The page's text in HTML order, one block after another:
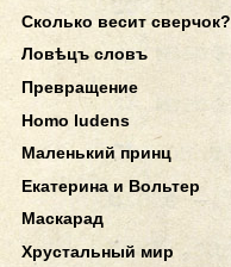
Сколько весит сверчок?
Ловѣцъ словъ
Превращение
Homo ludens
Маленький принц
Екатерина и Вольтер
Маскарад
Хрустальный мир